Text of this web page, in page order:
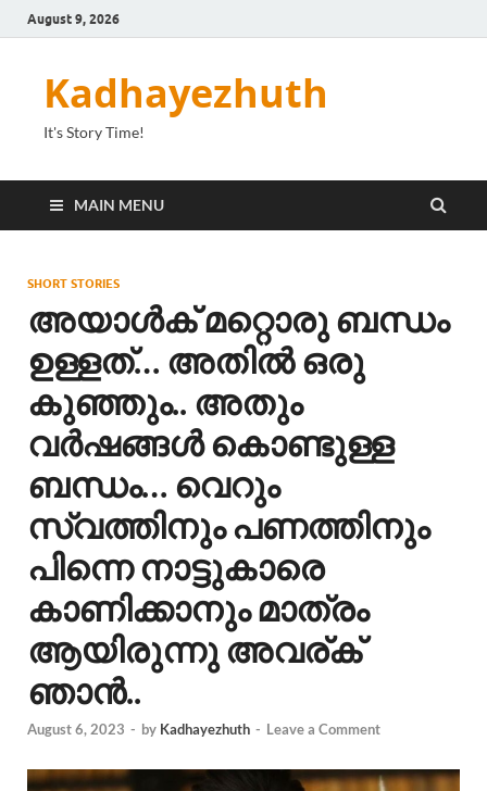
August 9, 2026
Kadhayezhuth
It's Story Time!
MAIN MENU
SHORT STORIES
അയാൾക് മറ്റൊരു ബന്ധം
ഉള്ളത്… അതിൽ ഒരു
കുഞ്ഞും.. അതും
വർഷങ്ങൾ കൊണ്ടുള്ള
ബന്ധം… വെറും
സ്വത്തിനും പണത്തിനും
പിന്നെ നാട്ടുകാരെ
കാണിക്കാനും മാത്രം
ആയിരുന്നു അവര്ക്
ഞാൻ..
August 6, 2023 - by Kadhayezhuth - Leave a Comment